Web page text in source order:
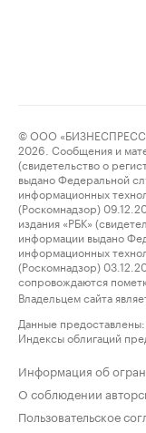
© ООО
2026. Сообщения и
(свидетельство о
выдано Федеральной
информационных
(Роскомнадзор)
издания «РБК»
информации выдано
информационных
(Роскомнадзор)
сопровождаются
Владельцем сайта
Данные предоставлены:
Индексы облигаций
Информация об
О соблюдении
Пользовательское